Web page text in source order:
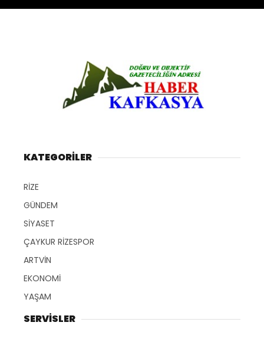
KATEGORİLER
RİZE
GÜNDEM
SİYASET
ÇAYKUR RİZESPOR
ARTVİN
EKONOMİ
YAŞAM
SERVİSLER